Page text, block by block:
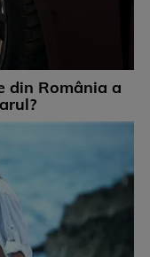
din România a